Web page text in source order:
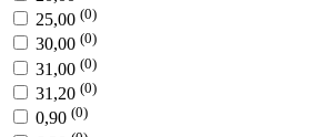
25,00 (0)
30,00 (0)
31,00 (0)
31,20 (0)
0,90 (0)